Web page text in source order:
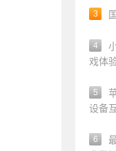
3
4
戏体
5
设备
6